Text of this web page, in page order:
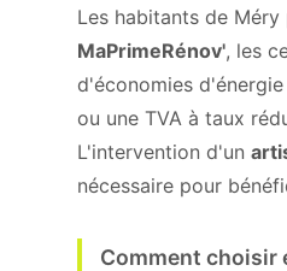
Les habitants de
MaPrimeRénov', les
d'économies
ou une TVA à taux
L'intervention d'un
nécessaire pour
Comment choisir